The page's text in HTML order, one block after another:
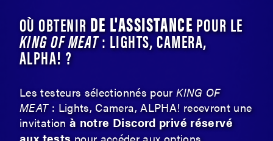
OÙ OBTENIRDE L'ASSISTANCEPOUR LE
KING OF MEAT: LIGHTS, CAMERA,
ALPHA! ?
Les testeurs sélectionnés pourKING OF
MEAT: Lights, Camera, ALPHA! recevront une
invitation à notre Discord privé réservé